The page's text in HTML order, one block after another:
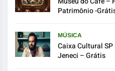
Patrimônio -
MÚSICA
Caixa Cultural
Jeneci – Grátis